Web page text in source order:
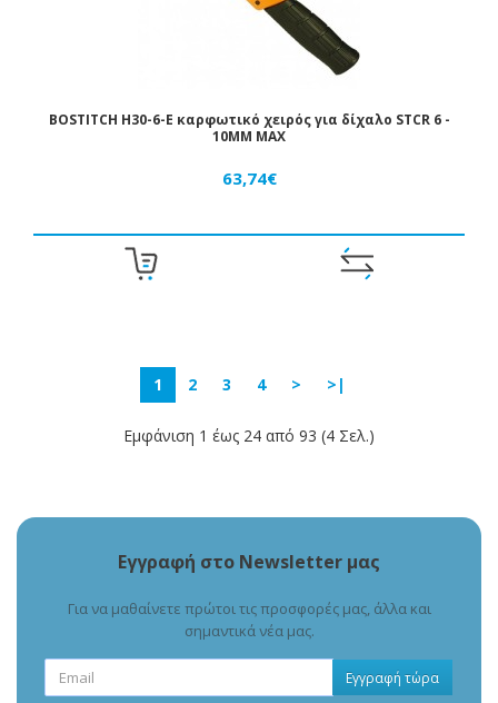
BOSTITCH H30-6-E καρφωτικό χειρός για δίχαλο STCR 6 -
10MM MAX
63,74€
1 2 3 4 > >|
Εμφάνιση 1 έως 24 από 93 (4 Σελ.)
Εγγραφή στο Newsletter μας
Για να μαθαίνετε πρώτοι τις προσφορές μας, άλλα και
σημαντικά νέα μας.
Εγγραφή τώρα